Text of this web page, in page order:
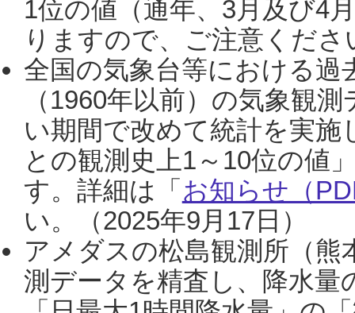
1位の値（通年、3月及び4
りますので、ご注意くだ
全国の気象台等における過
（1960年以前）の気象観
い期間で改めて統計を実
との観測史上1～10位の値
す。詳細は「 お知らせ（
い。（2025年9月17日）
アメダスの松島観測所（熊
測データを精査し、降水